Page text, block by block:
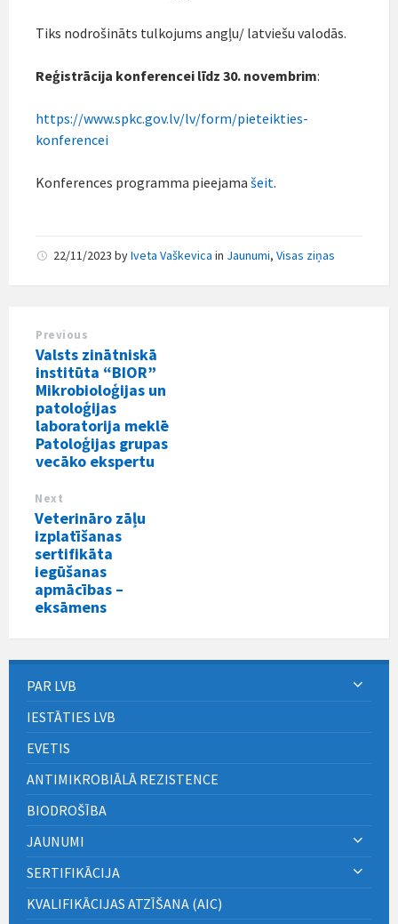
Tiks nodrošināts tulkojums angļu/ latviešu valodās.
Reģistrācija konferencei līdz 30. novembrim:
https://www.spkc.gov.lv/lv/form/pieteikties-
konferencei
Konferences programma pieejama šeit.
22/11/2023 byIveta Vaškevica in Jaunumi, Visas ziņas
Previous
Valsts zinātniskā
institūta “BIOR”
Mikrobioloģijas un
patoloģijas
laboratorija meklē
Patoloģijas grupas
vecāko ekspertu
Next
Veterināro zāļu
izplatīšanas
sertifikāta
iegūšanas
apmācības –
eksāmens
PAR LVB
IESTĀTIES LVB
EVETIS
ANTIMIKROBIĀLĀ REZISTENCE
BIODROŠĪBA
JAUNUMI
SERTIFIKĀCIJA
KVALIFIKĀCIJAS ATZĪŠANA (AIC)